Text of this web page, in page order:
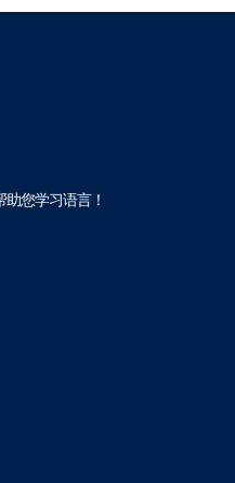
您学习语言！